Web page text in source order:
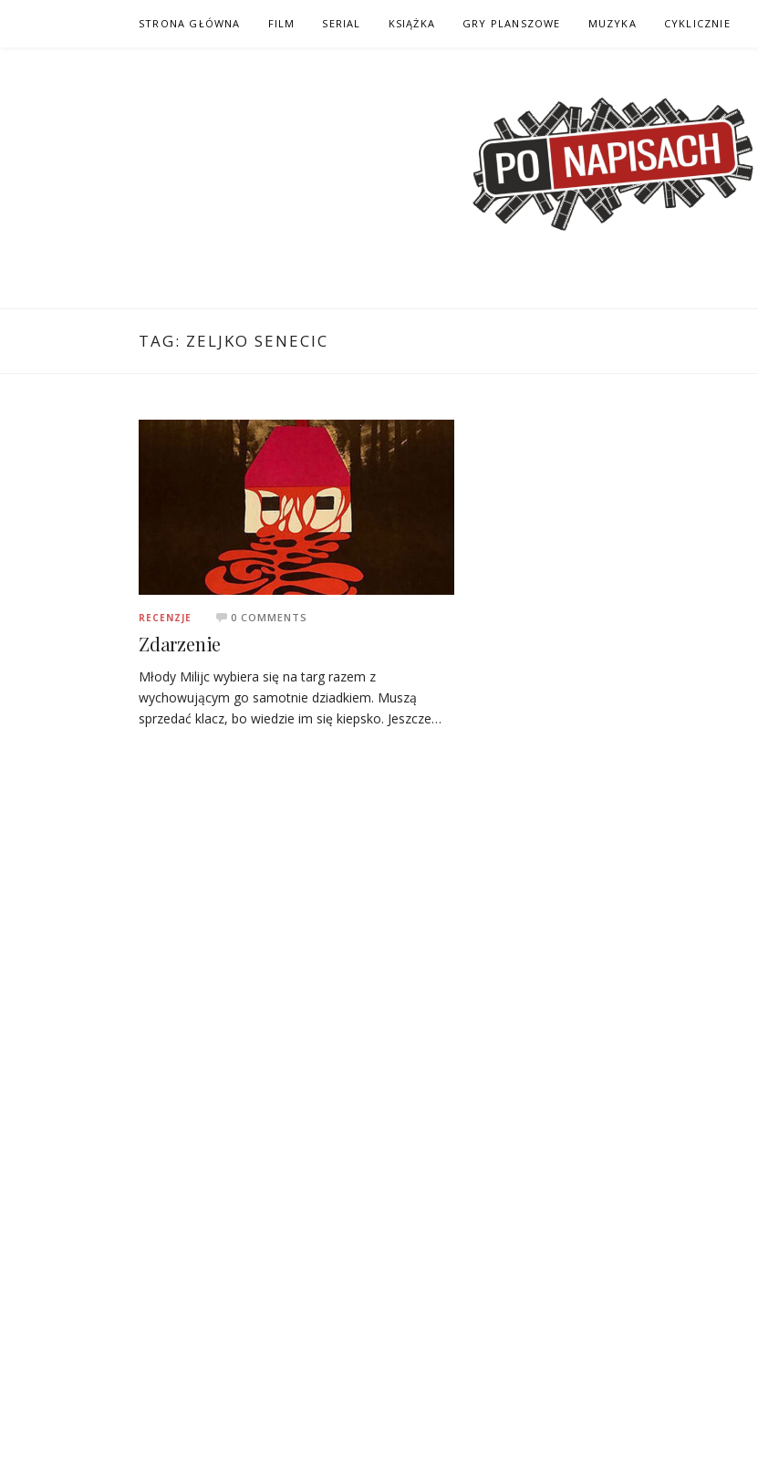
STRONA GŁÓWNA FILM SERIAL KSIĄŻKA GRY PLANSZOWE MUZYKA CYKLICZNIE
TAG: ZELJKO SENECIC
RECENZJE 0 COMMENTS
Zdarzenie
Młody Milijc wybiera się na targ razem z
wychowującym go samotnie dziadkiem. Muszą
sprzedać klacz, bo wiedzie im się kiepsko. Jeszcze…